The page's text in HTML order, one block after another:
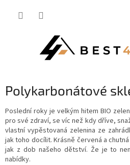
Polykarbonátové
Poslední roky je velkým hitem BIO
pro své zdraví, se víc než kdy dříve,
vlastní vypěstovaná zelenina ze
jak toho docílit. Krásně červená a
jak z dob našeho dětství. Že je to
nabídky.